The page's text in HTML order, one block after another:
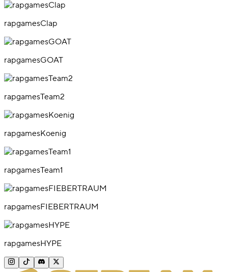
rapgamesClap
rapgamesGOAT
rapgamesTeam2
rapgamesKoenig
rapgamesTeam1
rapgamesFIEBERTRAUM
rapgamesHYPE